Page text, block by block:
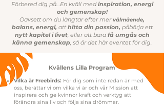
Förbered dig på…En kväll medinspiration, energi
och gemenskap!
Oavsett om du längtar efter mervälmående,
balans, energi, att hitta din passion, påbörja ett
nytt kapitel i livet, eller att bara få umgåsoch
känna gemenskap, så är det här eventet för dig.
Kvällens Lilla Program
Vilka är Freebirds: För dig som inte redan är med
oss, berättar vi om vilka vi är och vår Mission att
inspirera och ge kvinnor kraft och verktyg att
förändra sina liv och följa sina drömmar.